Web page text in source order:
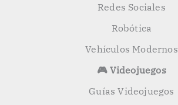
Redes Sociales
Robótica
Vehículos Modernos
🎮 Videojuegos
Guías Videojuegos